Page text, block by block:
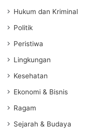
Hukum dan Kriminal
Politik
Peristiwa
Lingkungan
Kesehatan
Ekonomi & Bisnis
Ragam
Sejarah & Budaya